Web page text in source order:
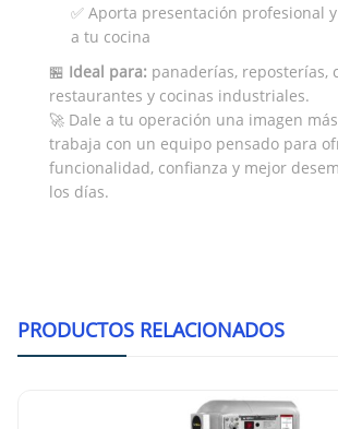
✅ Aporta presentación profesional
a tu cocina
🏪 Ideal para: panaderías, reposterías,
restaurantes y cocinas industriales.
🚀 Dale a tu operación una imagen
trabaja con un equipo pensado para
funcionalidad, confianza y mejor
los días.
PRODUCTOS RELACIONADOS